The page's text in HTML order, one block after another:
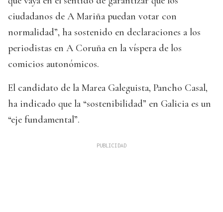
ciudadanos de A Mariña puedan votar con
normalidad”, ha sostenido en declaraciones a los
periodistas en A Coruña en la víspera de los
comicios autonómicos.
El candidato de la Marea Galeguista, Pancho Casal,
ha indicado que la “sostenibilidad” en Galicia es un
“eje fundamental”.